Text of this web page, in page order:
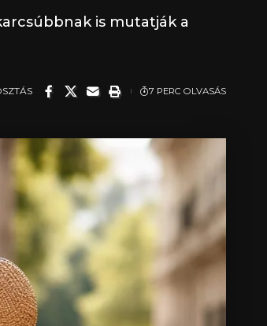
is mutatják a
7 PERC OLVASÁS